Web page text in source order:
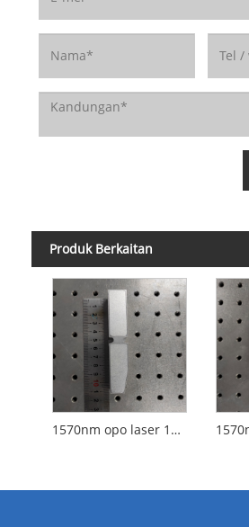
Produk Berkaitan
1570nm opo laser 10MJ 5Hz